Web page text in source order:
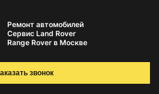
Ремонт автомобилей
Сервис Land Rover
Range Rover в Москве
звонок